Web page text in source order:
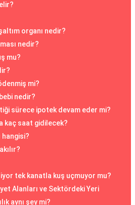
organı nedir?
nedir?
mu?
mi?
nedir?
sürece ipotek devam eder mi?
kaç saat gidilecek?
hangisi?
tek kanatla kuş uçmuyor mu?
Alanları ve Sektördeki Yeri
aynı şey mi?